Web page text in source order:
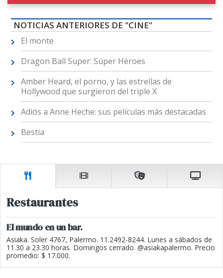
NOTICIAS ANTERIORES DE "CINE"
El monte
Dragon Ball Super: Súper Héroes
Amber Heard, el porno, y las estrellas de
Hollywood que surgieron del triple X
Adiós a Anne Heche: sus películas más destacadas
Bestia
Restaurantes
El mundo en un bar.
Asiaka. Soler 4767, Palermo. 11.2492-8244. Lunes a sábados de
11.30 a 23.30 horas. Domingos cerrado. @asiakapalermo. Precio
promedio: $ 17.000.